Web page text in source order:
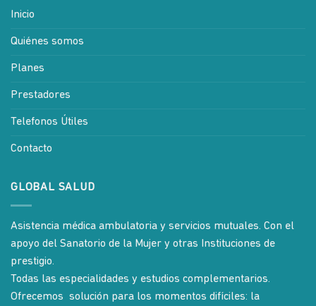
Inicio
Quiénes somos
Planes
Prestadores
Telefonos Útiles
Contacto
GLOBAL SALUD
Asistencia médica ambulatoria y servicios mutuales. Con el
apoyo del Sanatorio de la Mujer y otras Instituciones de
prestigio.
Todas las especialidades y estudios complementarios.
Ofrecemos solución para los momentos difíciles: la